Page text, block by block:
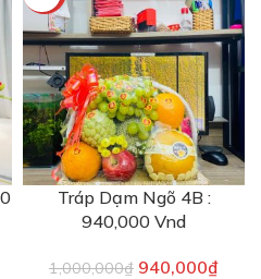
Tráp Dạm Ngõ 4B :
940,000 Vnd
1,000,000₫ 940,000₫